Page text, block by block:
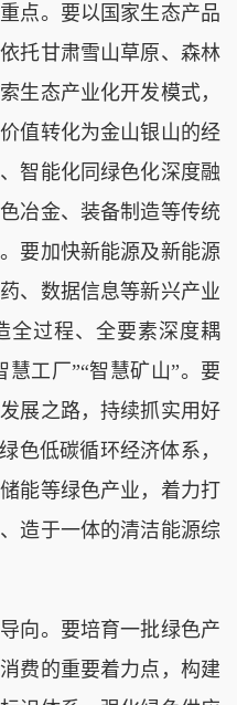
。要以国家生态产品
托甘肃雪山草原、森林
生态产业化开发模式，
值转化为金山银山的经
智能化同绿色化深度融
冶金、装备制造等传统
要加快新能源及新能源
、数据信息等新兴产业
全过程、全要素深度耦
慧工厂”“智慧矿山”。要
展之路，持续抓实用好
色低碳循环经济体系，
能等绿色产业，着力打
造于一体的清洁能源综
。要培育一批绿色产
费的重要着力点，构建